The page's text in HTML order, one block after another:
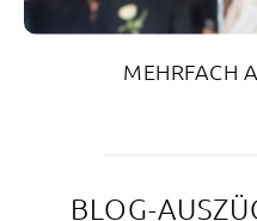
MEHRFACH
BLOG-